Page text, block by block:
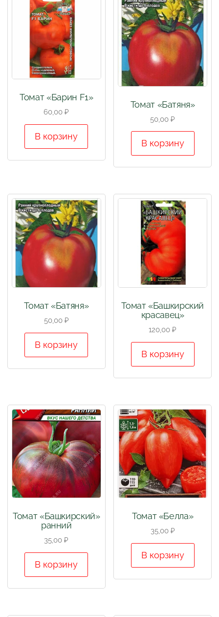
Томат «Барин F1»
60,00₽
В корзину
Томат «Батяня»
50,00₽
В корзину
Томат «Батяня»
50,00 ₽
В корзину
Томат «Башкирский
красавец»
120,00₽
В корзину
Томат «Башкирский»
ранний
35,00₽
В корзину
Томат «Белла»
35,00 ₽
В корзину